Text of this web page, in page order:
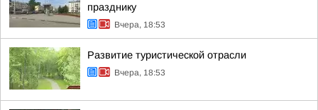
празднику
Вчера, 18:53
Развитие туристической отрасли
Вчера, 18:53